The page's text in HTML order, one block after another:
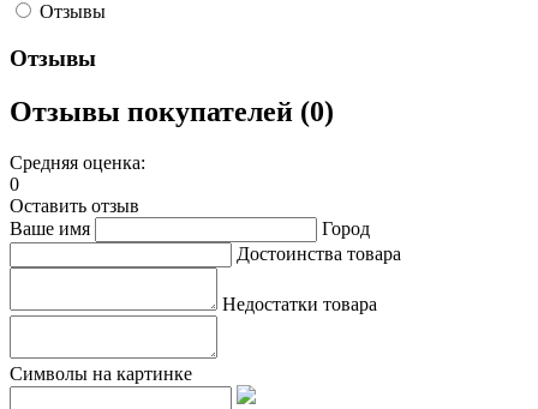
Отзывы
Отзывы
Отзывы покупателей (0)
Средняя оценка:
0
Оставить отзыв
Ваше имя
Город
Достоинства товара
Недостатки товара
Символы на картинке